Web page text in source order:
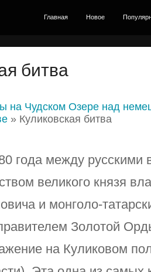
Главная Новое
битва
на Чудском Озере над
» Куликовская битва
года между русскими
великого князя
и монголо-
Золотой
на Куликовом